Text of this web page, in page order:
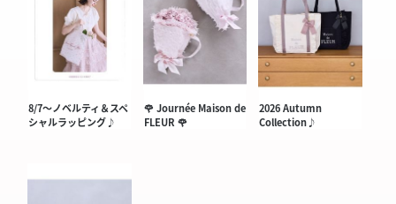
8/7〜ノベルティ＆スペ
シャルラッピング♪
🌹 Journée Maison de
FLEUR 🌹
2026 Autumn
Collection♪